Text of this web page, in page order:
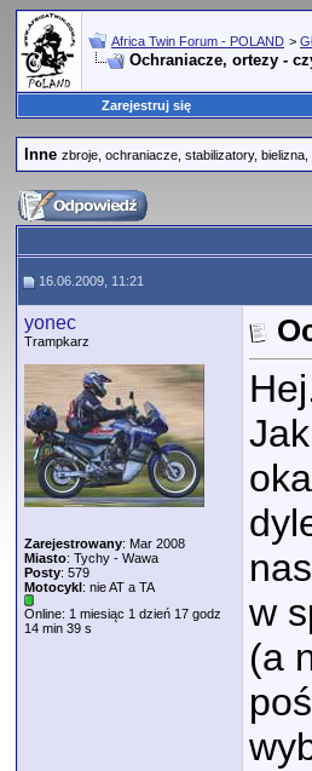
Africa Twin Forum - POLAND >
Ochraniacze, ortezy -
Zarejestruj się
Inne zbroje, ochraniacze, stabilizatory, bielizna,
16.06.2009, 11:21
yonec
Trampkarz
Zarejestrowany: Mar 2008
Miasto: Tychy - Wawa
Posty: 579
Motocykl: nie AT a TA
Online: 1 miesiąc 1 dzień 17 godz
14 min 39 s
w
(a